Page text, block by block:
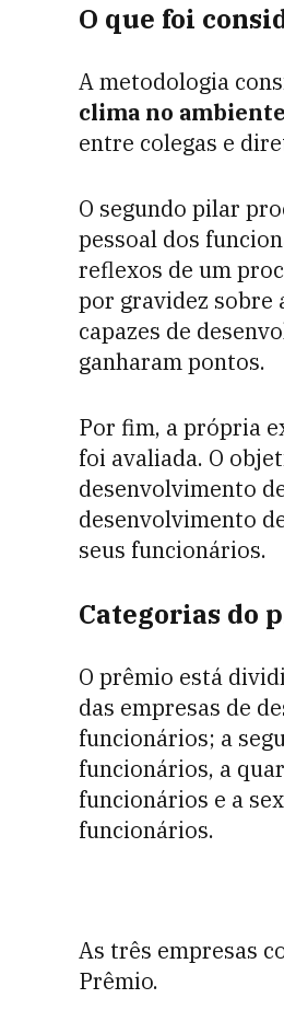
O que foi
A metodologia
clima no
entre colegas e
O segundo pilar
pessoal dos
reflexos de um
por gravidez sobre
capazes de
ganharam pontos.
Por fim, a própria
foi avaliada. O
desenvolvimento
desenvolvimento
seus funcionários.
Categorias do
O prêmio está
das empresas de
funcionários; a
funcionários, a
funcionários e a
funcionários.
As três empresas
Prêmio.